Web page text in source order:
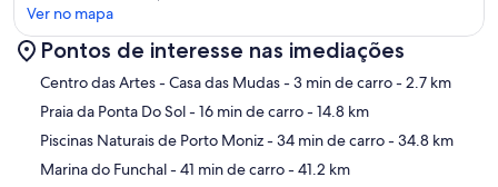
Mapa
Ver no mapa
Pontos de interesse nas imediações
Centro das Artes - Casa das Mudas- 3 min de carro- 2.7 km
Praia da Ponta Do Sol- 16 min de carro- 14.8 km
Piscinas Naturais de Porto Moniz- 34 min de carro- 34.8 km
Marina do Funchal- 41 min de carro- 41.2 km